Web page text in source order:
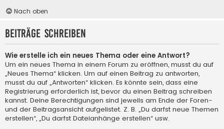
Nach oben
Beiträge schreiben
Wie erstelle ich ein neues Thema oder eine Antwort?
Um ein neues Thema in einem Forum zu eröffnen, musst du auf
„Neues Thema“ klicken. Um auf einen Beitrag zu antworten,
musst du auf „Antworten“ klicken. Es könnte sein, dass eine
Registrierung erforderlich ist, bevor du einen Beitrag schreiben
kannst. Deine Berechtigungen sind jeweils am Ende der Foren-
und der Beitragsansicht aufgelistet. Z. B. „Du darfst neue Themen
erstellen“, „Du darfst Dateianhänge erstellen“ usw.